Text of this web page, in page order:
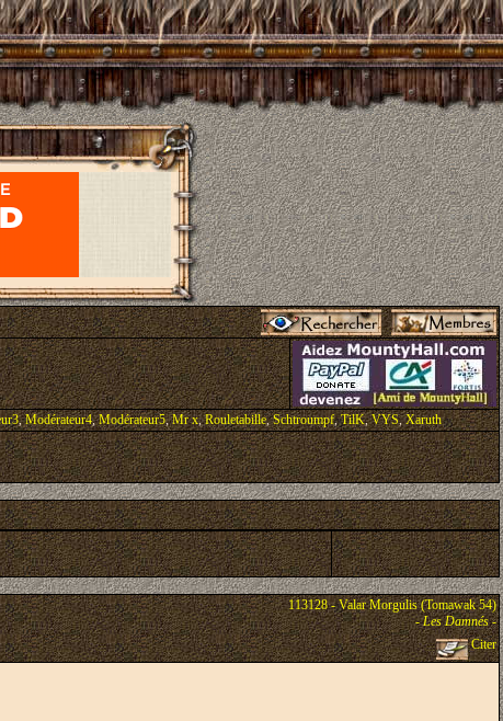
,Modérateur4,Modérateur5,Mr x,Rouletabille,Schtroumpf,TilK,VYS,Xaruth
113128 - Valar Morgulis (Tomawak 54)
-Les Damnés-
Citer